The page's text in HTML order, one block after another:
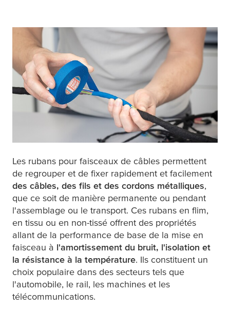
Les rubans pour faisceaux de câbles permettent
de regrouper et de fixer rapidement et facilement
des câbles, des fils et des cordons métalliques,
que ce soit de manière permanente ou pendant
l'assemblage ou le transport. Ces rubans en flim,
en tissu ou en non-tissé offrent des propriétés
allant de la performance de base de la mise en
faisceau à l'amortissement du bruit, l'isolation et
la résistance à la température. Ils constituent un
choix populaire dans des secteurs tels que
l'automobile, le rail, les machines et les
télécommunications.